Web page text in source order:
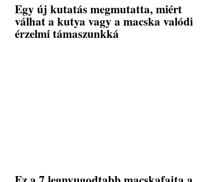
Egy új kutatás megmutatta, miért
válhat a kutya vagy a macska valódi
érzelmi támaszunkká